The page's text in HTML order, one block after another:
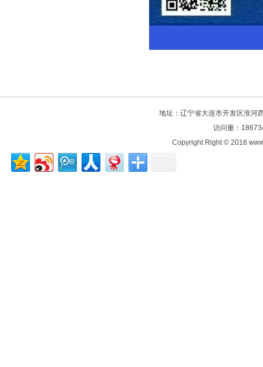
地址：辽宁省大连市开发区淮
访问量：
Copyright Right © 2016